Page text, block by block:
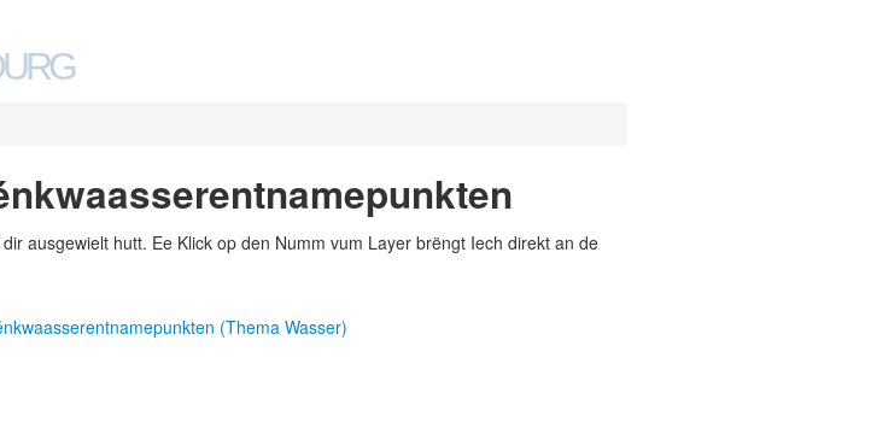
ausgewielt hutt. Ee Klick op den Numm vum Layer brëngt Iech direkt an de
(Thema Wasser)